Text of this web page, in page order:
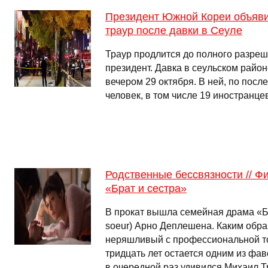
Президент Южной Кореи
траур после давки в Сеуле
Траур продлится до полного
президент. Давка в сеульском
вечером 29 октября. В ней, по
человек, в том числе 19
Родственные бессвязности //
«Брат и сестра»
В прокат вышла семейная драма
soeur) Арно Деплешена. Каким
неряшливый с профессиональной
тридцать лет остается одним из